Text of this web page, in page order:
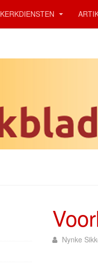
KERKDIENSTEN
Nynke